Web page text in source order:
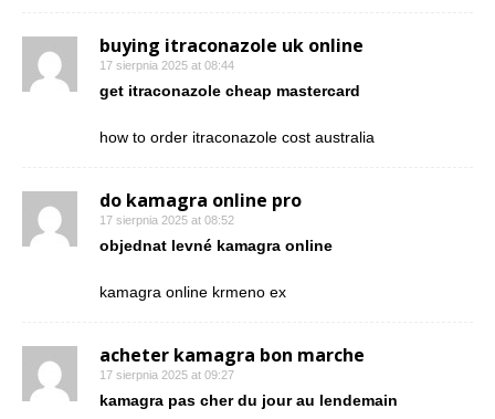
buying itraconazole uk online
17 sierpnia 2025 at 08:44
get itraconazole cheap mastercard
how to order itraconazole cost australia
do kamagra online pro
17 sierpnia 2025 at 08:52
objednat levné kamagra online
kamagra online krmeno ex
acheter kamagra bon marche
17 sierpnia 2025 at 09:27
kamagra pas cher du jour au lendemain